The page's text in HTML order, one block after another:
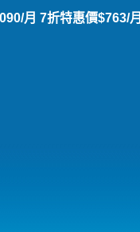
月 7折特惠價$763/月